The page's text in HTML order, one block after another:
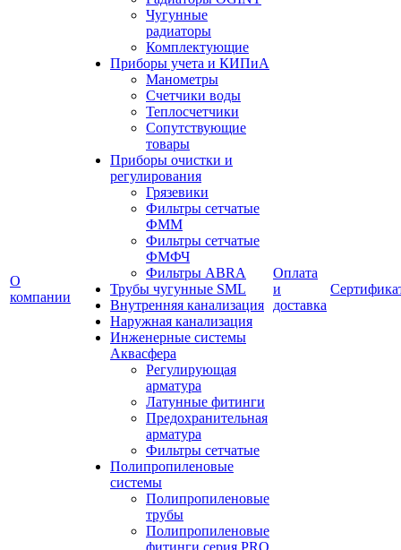
О
компании
Чугунные
радиаторы
Комплектующие
Приборы учета и КИПиА
Манометры
Счетчики воды
Теплосчетчики
Сопутствующие
товары
Приборы очистки и
регулирования
Грязевики
Фильтры сетчатые
ФММ
Фильтры сетчатые
ФМФЧ
Фильтры ABRA
Трубы чугунные SML
Внутренняя канализация
Наружная канализация
Инженерные системы
Аквасфера
Регулирующая
арматура
Латунные фитинги
Предохранительная
арматура
Фильтры сетчатые
Полипропиленовые
системы
Полипропиленовые
трубы
Полипропиленовые
фитинги серия PRO
Оплата
и
доставка